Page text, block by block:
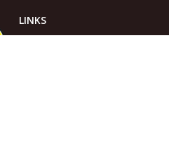
LINKS